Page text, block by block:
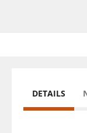
DETAILS